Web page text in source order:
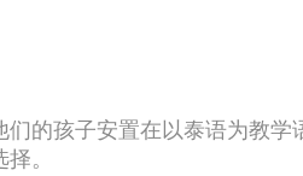
的孩子安置在以泰语为教
。